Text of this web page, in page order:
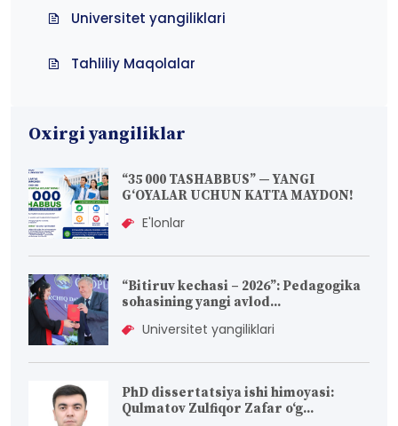
Universitet yangiliklari
Tahliliy Maqolalar
Oxirgi yangiliklar
“35 000 TASHABBUS” — YANGI
G‘OYALAR UCHUN KATTA MAYDON!
E'lonlar
“Bitiruv kechasi – 2026”: Pedagogika
sohasining yangi avlod...
Universitet yangiliklari
PhD dissertatsiya ishi himoyasi:
Qulmatov Zulfiqor Zafar o‘g...